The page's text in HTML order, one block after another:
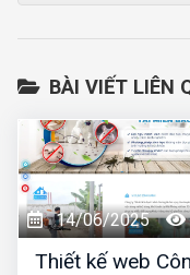
BÀI VIẾT LIÊN
14/06/2025
Thiết kế web